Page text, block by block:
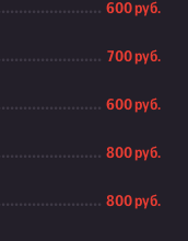
600 руб.
700 руб.
600 руб.
800 руб.
800 руб.